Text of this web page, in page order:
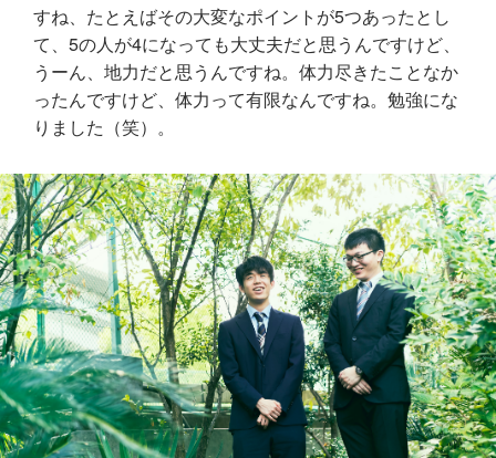
すね、たとえばその大変なポイントが5つあったとし
て、5の人が4になっても大丈夫だと思うんですけど、
うーん、地力だと思うんですね。体力尽きたことなか
ったんですけど、体力って有限なんですね。勉強にな
りました（笑）。